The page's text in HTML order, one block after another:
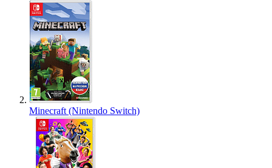
Minecraft (Nintendo Switch)